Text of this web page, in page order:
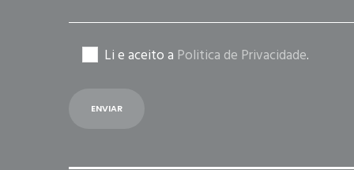
Li e aceito a Politica de Privacidade.